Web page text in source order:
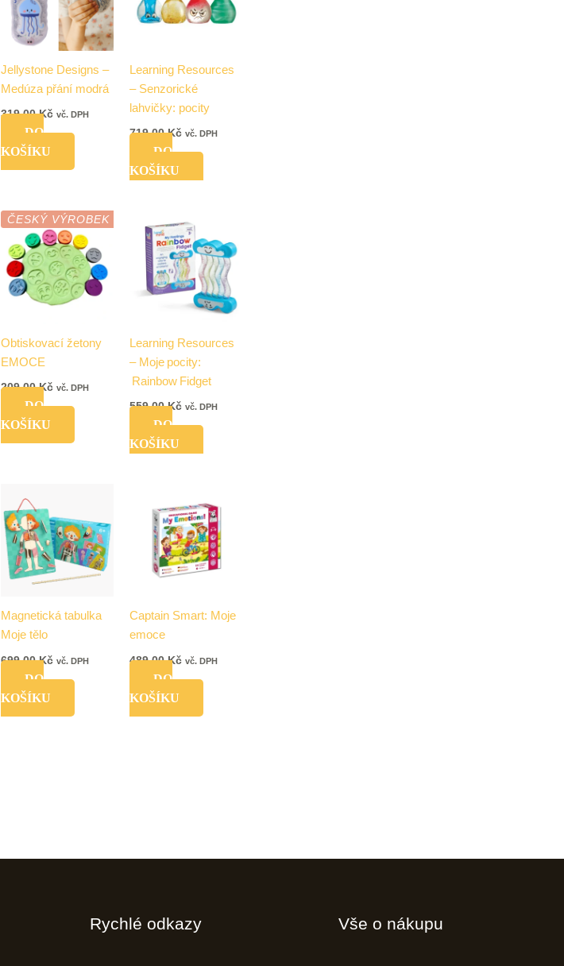
Jellystone Designs –
Medúza přání modrá
319,00Kč vč. DPH
DO
KOŠÍKU
Learning Resources
– Senzorické
lahvičky: pocity
719,00Kč vč. DPH
DO
KOŠÍKU
ČESKÝ VÝROBEK
Obtiskovací žetony
EMOCE
209,00Kč vč. DPH
DO
KOŠÍKU
Learning Resources
– Moje pocity:
Rainbow Fidget
559,00Kč vč. DPH
DO
KOŠÍKU
Magnetická tabulka
Moje tělo
699,00Kč vč. DPH
DO
KOŠÍKU
Captain Smart: Moje
emoce
489,00Kč vč. DPH
DO
KOŠÍKU
Rychlé odkazy Vše o nákupu